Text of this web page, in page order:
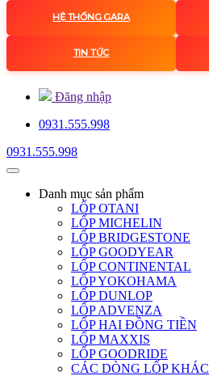
HỆ THỐNG GARA
TIN TỨC
Đăng nhập
0931.555.998
0931.555.998
Danh mục sản phẩm
LỐP OTANI
LỐP MICHELIN
LỐP BRIDGESTONE
LỐP GOODYEAR
LỐP CONTINENTAL
LỐP YOKOHAMA
LỐP DUNLOP
LỐP ADVENZA
LỐP HAI ĐỒNG TIỀN
LỐP MAXXIS
LỐP GOODRIDE
CÁC DÒNG LỐP KHÁC